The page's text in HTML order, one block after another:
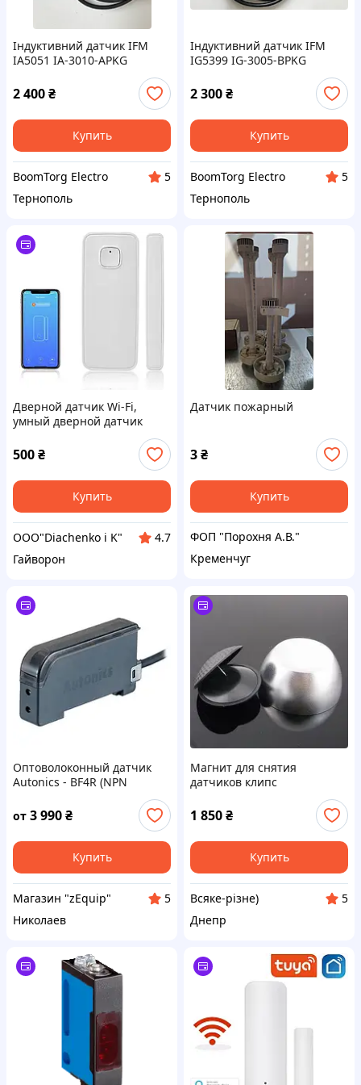
Індуктивний датчик IFM
IA5051 IA-3010-APKG
2 400₴
Купить
BoomTorg Electro
5
Тернополь
Індуктивний датчик IFM
IG5399 IG-3005-BPKG
2 300₴
Купить
BoomTorg Electro
5
Тернополь
Дверной датчик Wi-Fi,
умный дверной датчик
окна, оконный контактный
датчик с приложением,
совместимым с Alexa
500₴
Купить
OOO"Diachenko i K"
4.7
Гайворон
Датчик пожарный
3₴
Купить
ФОП "Порохня А.В."
Кременчуг
Оптоволоконный датчик
Autonics - BF4R (NPN
от 3 990₴
Купить
Магазин "zEquip"
5
Николаев
Магнит для снятия
датчиков клипс
(усиленный) 12000Гаусов .
1 850₴
Купить
Всяке-різне)
5
Днепр